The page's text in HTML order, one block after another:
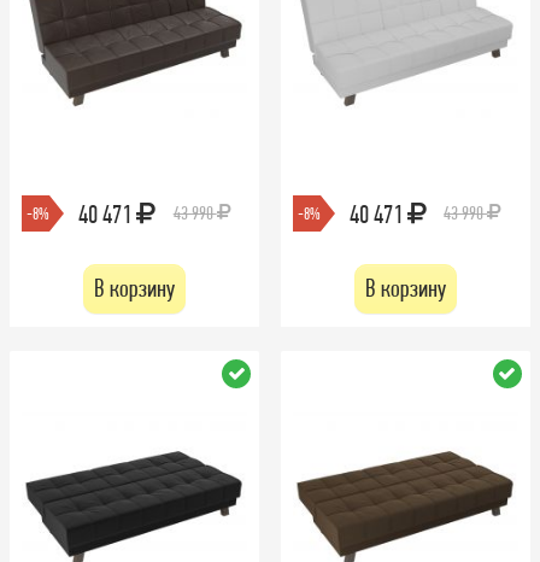
-8% 40 471 43 990
В корзину
-8% 40 471 43 990
В корзину